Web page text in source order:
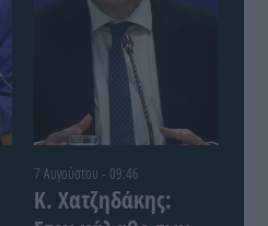
7 Αυγούστου - 09:46
Κ. Χατζηδάκης: